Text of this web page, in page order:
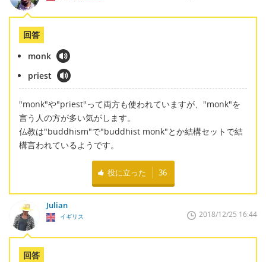
回答
monk
priest
"monk"や"priest"って両方も使われていますが、"monk"を
言う人の方が多い気がします。
仏教は"buddhism"で"buddhist monk"とか結構セットで結
構言われているようです。
役に立った 36
Julian
イギリス 2018/12/25 16:44
回答